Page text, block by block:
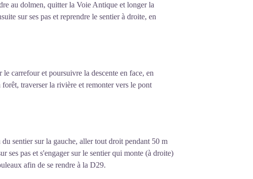
au dolmen, quitter la Voie Antique et longer la
sur ses pas et reprendre le sentier à droite, en
le carrefour et poursuivre la descente en face, en
traverser la rivière et remonter vers le pont
sentier sur la gauche, aller tout droit pendant 50 m
ses pas et s'engager sur le sentier qui monte (à droite)
afin de se rendre à la D29.